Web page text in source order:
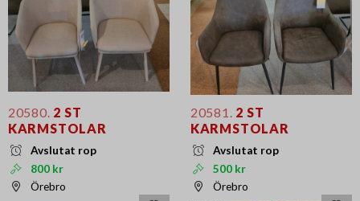
20580. 2 ST
KARMSTOLAR
Avslutat rop
800 kr
Örebro
20581. 2 ST
KARMSTOLAR
Avslutat rop
500 kr
Örebro